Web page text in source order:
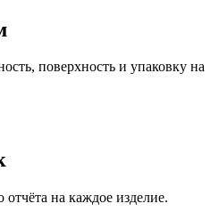
поверхность и упаковку на
на каждое изделие.